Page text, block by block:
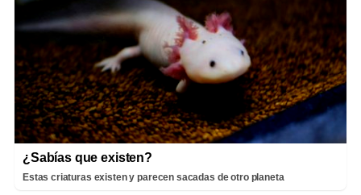
¿Sabías que existen?
Estas criaturas existen y parecen sacadas de otro planeta